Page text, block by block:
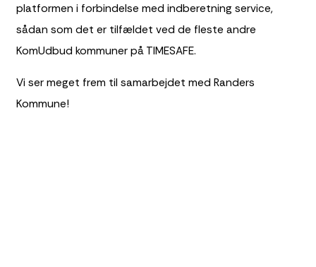
platformen i forbindelse med indberetning service,
sådan som det er tilfældet ved de fleste andre
KomUdbud kommuner på TIMESAFE.
Vi ser meget frem til samarbejdet med Randers
Kommune!